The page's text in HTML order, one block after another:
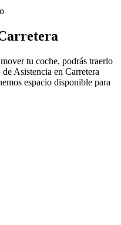
tu coche, podrás traerlo
Asistencia en Carretera
espacio disponible para